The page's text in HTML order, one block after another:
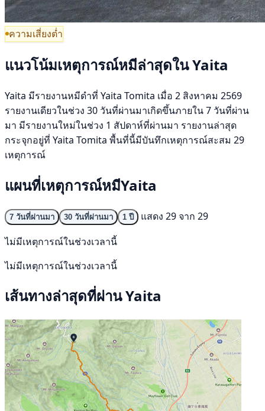
ความเสี่ยงต่ำ
แนวโน้มเหตุการณ์หมีล่าสุดใน Yaita
Yaita มีรายงานหมีดำที่ Yaita Tomita เมื่อ 2 สิงหาคม 2569
รายงานเดียวในช่วง 30 วันที่ผ่านมาเกิดขึ้นภายใน 7 วันที่ผ่าน
มา มีรายงานใหม่ในช่วง 1 สัปดาห์ที่ผ่านมา รายงานล่าสุด
กระจุกอยู่ที่ Yaita Tomita พื้นที่นี้มีบันทึกเหตุการณ์สะสม 29
เหตุการณ์
แผนที่เหตุการณ์หมีYaita
7 วันที่ผ่านมา 30 วันที่ผ่านมา 1 ปี
แสดง 29 จาก 29
ไม่มีเหตุการณ์ในช่วงเวลานี้
ไม่มีเหตุการณ์ในช่วงเวลานี้
เส้นทางล่าสุดที่ผ่าน Yaita